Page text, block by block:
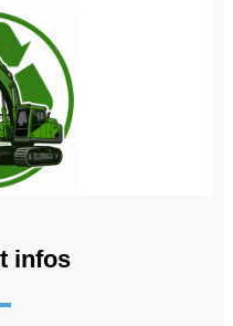
infos